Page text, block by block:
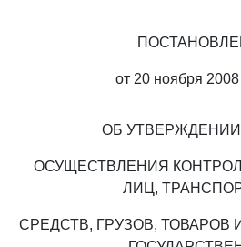
от 20 ноября 2008
ОБ
ОСУЩЕСТВЛЕНИЯ
ЛИЦ,
СРЕДСТВ, ГРУЗОВ,